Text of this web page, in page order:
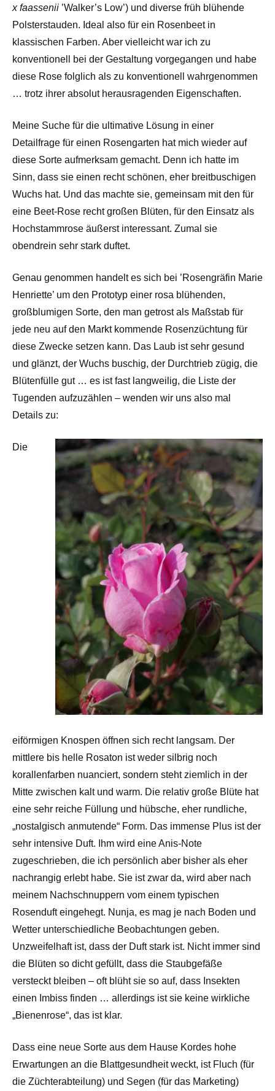
x faassenii ’Walker’s Low’) und diverse früh blühende
Polsterstauden. Ideal also für ein Rosenbeet in
klassischen Farben. Aber vielleicht war ich zu
konventionell bei der Gestaltung vorgegangen und habe
diese Rose folglich als zu konventionell wahrgenommen
… trotz ihrer absolut herausragenden Eigenschaften.
Meine Suche für die ultimative Lösung in einer
Detailfrage für einen Rosengarten hat mich wieder auf
diese Sorte aufmerksam gemacht. Denn ich hatte im
Sinn, dass sie einen recht schönen, eher breitbuschigen
Wuchs hat. Und das machte sie, gemeinsam mit den für
eine Beet-Rose recht großen Blüten, für den Einsatz als
Hochstammrose äußerst interessant. Zumal sie
obendrein sehr stark duftet.
Genau genommen handelt es sich bei ’Rosengräfin Marie
Henriette’ um den Prototyp einer rosa blühenden,
großblumigen Sorte, den man getrost als Maßstab für
jede neu auf den Markt kommende Rosenzüchtung für
diese Zwecke setzen kann. Das Laub ist sehr gesund
und glänzt, der Wuchs buschig, der Durchtrieb zügig, die
Blütenfülle gut … es ist fast langweilig, die Liste der
Tugenden aufzuzählen – wenden wir uns also mal
Details zu:
Die
eiförmigen Knospen öffnen sich recht langsam. Der
mittlere bis helle Rosaton ist weder silbrig noch
korallenfarben nuanciert, sondern steht ziemlich in der
Mitte zwischen kalt und warm. Die relativ große Blüte hat
eine sehr reiche Füllung und hübsche, eher rundliche,
„nostalgisch anmutende“ Form. Das immense Plus ist der
sehr intensive Duft. Ihm wird eine Anis-Note
zugeschrieben, die ich persönlich aber bisher als eher
nachrangig erlebt habe. Sie ist zwar da, wird aber nach
meinem Nachschnuppern vom einem typischen
Rosenduft eingehegt. Nunja, es mag je nach Boden und
Wetter unterschiedliche Beobachtungen geben.
Unzweifelhaft ist, dass der Duft stark ist. Nicht immer sind
die Blüten so dicht gefüllt, dass die Staubgefäße
versteckt bleiben – oft blüht sie so auf, dass Insekten
einen Imbiss finden … allerdings ist sie keine wirkliche
„Bienenrose“, das ist klar.
Dass eine neue Sorte aus dem Hause Kordes hohe
Erwartungen an die Blattgesundheit weckt, ist Fluch (für
die Züchterabteilung) und Segen (für das Marketing)